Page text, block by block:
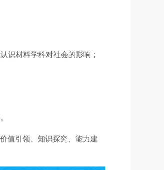
识材料学科对社会的影响；
值引领、知识探究、能力建